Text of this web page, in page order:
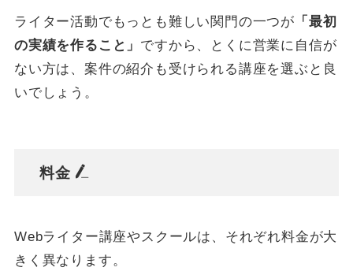
ライター活動でもっとも難しい関門の一つが 「最初
の実績を作ること」 ですから、とくに営業に自信が
ない方は、案件の紹介も受けられる講座を選ぶと良
いでしょう。
料金
Webライター講座やスクールは、それぞれ料金が大
きく異なります。